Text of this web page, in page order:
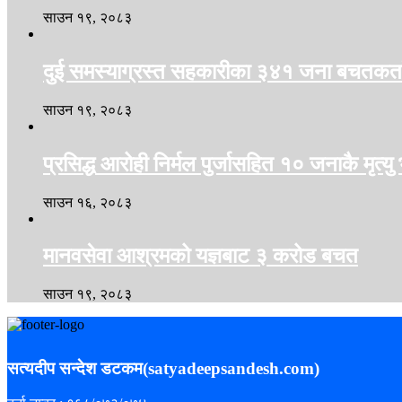
साउन १९, २०८३
दुई समस्याग्रस्त सहकारीका ३४१ जना
साउन १९, २०८३
प्रसिद्ध आरोही निर्मल पुर्जासहित १० जनाकै मृत्यु
साउन १६, २०८३
मानवसेवा आश्रमको यज्ञबाट ३ करोड बचत
साउन १९, २०८३
सत्यदीप सन्देश डटकम(satyadeepsandesh.com)